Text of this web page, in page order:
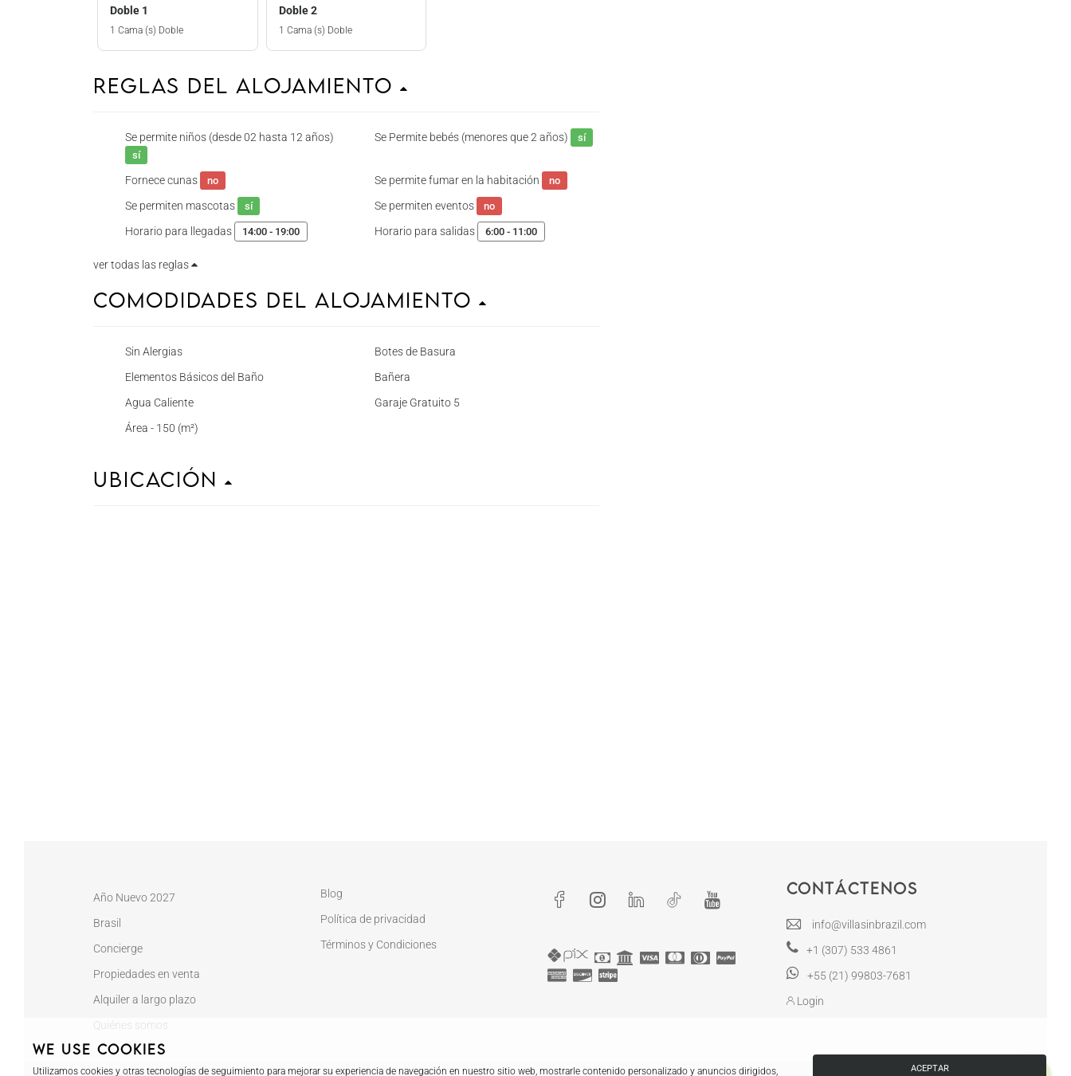
Doble 1
1 Cama (s) Doble
Doble 2
1 Cama (s) Doble
Reglas del Alojamiento
Se permite niños (desde 02 hasta 12 años)
sí
Se Permite bebés (menores que 2 años) sí
Fornece cunas no Se permite fumar en la habitación no
Se permiten mascotas sí Se permiten eventos no
Horario para llegadas 14:00 - 19:00 Horario para salidas 6:00 - 11:00
ver todas las reglas
Comodidades del Alojamiento
Sin Alergias
Botes de Basura
Elementos Básicos del Baño
Bañera
Agua Caliente
Garaje Gratuito 5
Área - 150 (m²)
Ubicación
Año Nuevo 2027
Brasil
Concierge
Propiedades en venta
Alquiler a largo plazo
Quiénes somos
Blog
Política de privacidad
Términos y Condiciones
Contáctenos
info@villasinbrazil.com
+1 (307) 533 4861
+55 (21) 99803-7681
Login
We use cookies
Utilizamos cookies y otras tecnologías de seguimiento para mejorar su experiencia de navegación en nuestro sitio web, mostrarle contenido personalizado y anuncios dirigidos, ACEPTAR